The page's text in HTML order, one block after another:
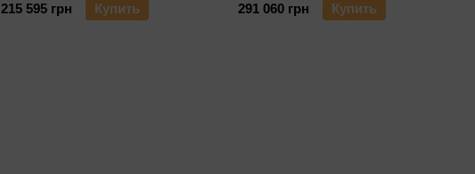
215 595 грн
Купить
291 060 грн
Купить